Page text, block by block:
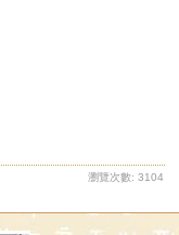
瀏覽次數: 3104